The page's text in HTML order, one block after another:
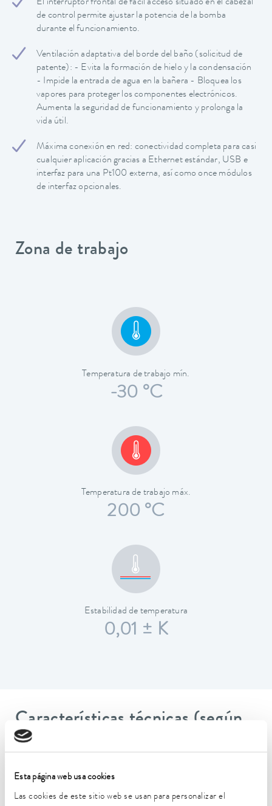
Esta página web usa cookies
Las cookies de este sitio web se usan para personalizar el
El interruptor frontal de fácil acceso situado en el cabezal
de control permite ajustar la potencia de la bomba
durante el funcionamiento.
Ventilación adaptativa del borde del baño (solicitud de
patente): - Evita la formación de hielo y la condensación
- Impide la entrada de agua en la bañera - Bloquea los
vapores para proteger los componentes electrónicos.
Aumenta la seguridad de funcionamiento y prolonga la
vida útil.
Máxima conexión en red: conectividad completa para casi
cualquier aplicación gracias a Ethernet estándar, USB e
interfaz para una Pt100 externa, así como once módulos
de interfaz opcionales.
Zona de trabajo
Temperatura de trabajo mín.
-30 °C
Temperatura de trabajo máx.
200 °C
Estabilidad de temperatura
0,01 ± K
Características técnicas (según
DIN 12876)
Rango de temperatura de trabajo
-30 ... 200 °C